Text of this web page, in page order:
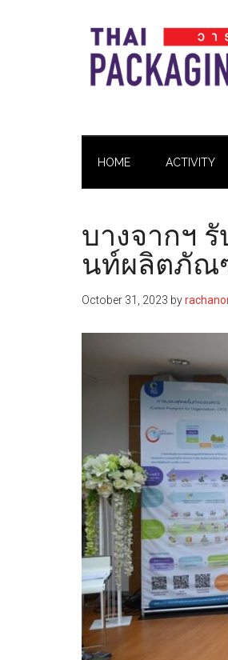
Pack
HOME ACTIVITY
บางจากฯ
นท์ผลิตภัณ
October 31, 2023 by